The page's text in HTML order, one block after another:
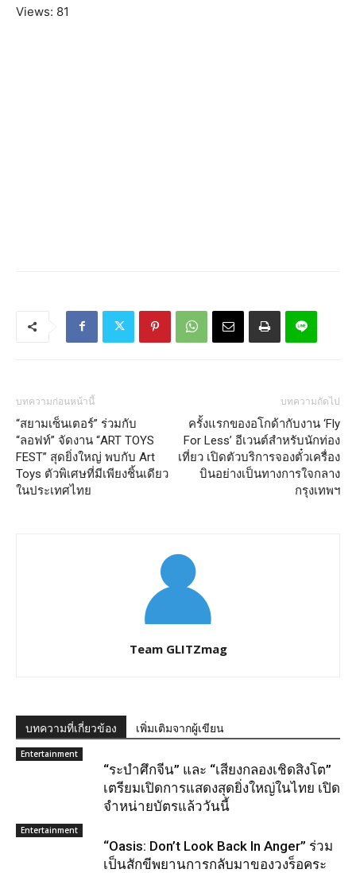
Views: 81
บทความก่อนหน้านี้
“สยามเซ็นเตอร์” ร่วมกับ
“ลอฟท์” จัดงาน “ART TOYS
FEST” สุดยิ่งใหญ่ พบกับ Art
Toys ตัวพิเศษที่มีเพียงชิ้นเดียว
ในประเทศไทย
บทความถัดไป
ครั้งแรกของอโกด้ากับงาน ‘Fly
For Less’ อีเวนต์สำหรับนักท่อง
เที่ยว เปิดตัวบริการจองตั๋วเครื่อง
บินอย่างเป็นทางการใจกลาง
กรุงเทพฯ
Team GLITZmag
บทความที่เกี่ยวข้อง เพิ่มเติมจากผู้เขียน
Entertainment
“ระบำศึกจีน” และ “เสียงกลองเชิดสิงโต”
เตรียมเปิดการแสดงสุดยิ่งใหญ่ในไทย เปิด
จำหน่ายบัตรแล้ววันนี้
Entertainment
“Oasis: Don’t Look Back In Anger” ร่วม
เป็นสักขีพยานการกลับมาของวงร็อคระ